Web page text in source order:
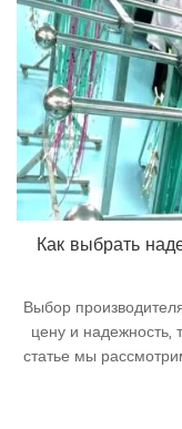
Как выбрать
Выбор
цену и надежность,
статье мы
поставщика, и
CO.,Ltd